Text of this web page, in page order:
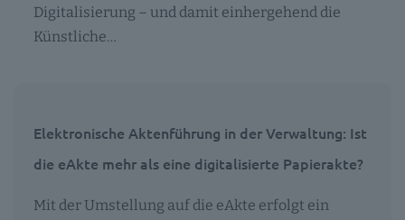
Digitalisierung – und damit einhergehend die
Künstliche…
Elektronische Aktenführung in der Verwaltung: Ist
die eAkte mehr als eine digitalisierte Papierakte?
Mit der Umstellung auf die eAkte erfolgt ein